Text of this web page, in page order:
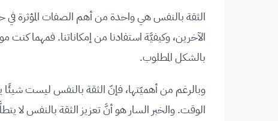
الثقة بالنفس هي واحدة من أهم الصفات المؤثرة في
الآخرين، وكيفيَّة استفادنا من إمكاناتنا. فمهما
بالشكل المطلوب.
وبالرغم من أهميّتها، فإنّ الثقة بالنفس ليست
الوقت. والخبر السار هو أنَّ تعزيز الثقة بالنفس لا